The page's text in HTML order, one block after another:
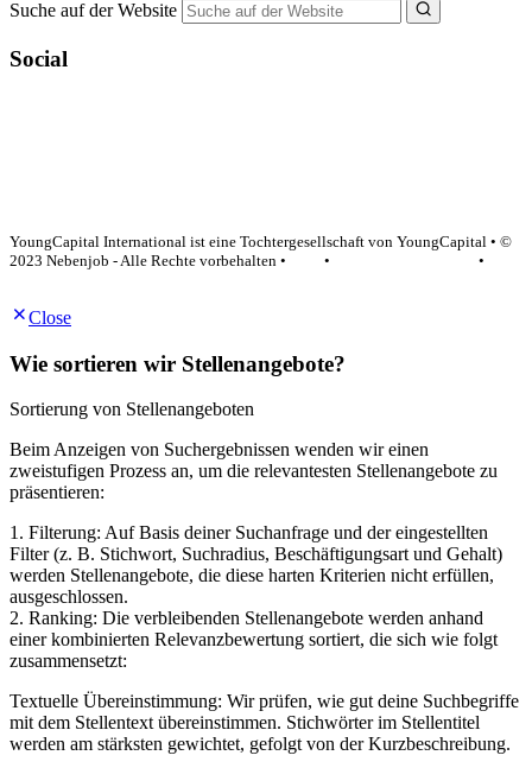
Suche auf der Website
Social
YoungCapital International ist eine Tochtergesellschaft von YoungCapital • ©
2023 Nebenjob - Alle Rechte vorbehalten •
•
•
Close
Wie sortieren wir Stellenangebote?
Sortierung von Stellenangeboten
Beim Anzeigen von Suchergebnissen wenden wir einen
zweistufigen Prozess an, um die relevantesten Stellenangebote zu
präsentieren:
1. Filterung: Auf Basis deiner Suchanfrage und der eingestellten
Filter (z. B. Stichwort, Suchradius, Beschäftigungsart und Gehalt)
werden Stellenangebote, die diese harten Kriterien nicht erfüllen,
ausgeschlossen.
2. Ranking: Die verbleibenden Stellenangebote werden anhand
einer kombinierten Relevanzbewertung sortiert, die sich wie folgt
zusammensetzt:
Textuelle Übereinstimmung: Wir prüfen, wie gut deine Suchbegriffe
mit dem Stellentext übereinstimmen. Stichwörter im Stellentitel
werden am stärksten gewichtet, gefolgt von der Kurzbeschreibung.